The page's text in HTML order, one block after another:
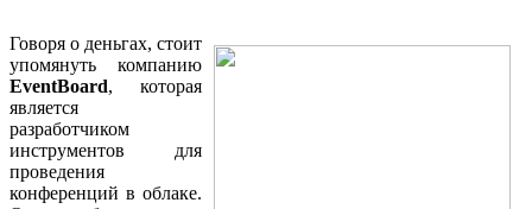
Говоря о деньгах, стоит
упомянуть компанию
EventBoard, которая
является
разработчиком
инструментов для
проведения
конференций в облаке.